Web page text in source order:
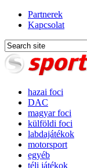
Partnerek
Kapcsolat
hazai foci
DAC
magyar foci
külföldi foci
labdajátékok
motorsport
egyéb
téli játékok